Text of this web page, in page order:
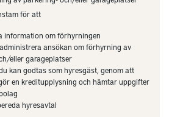
för att
information om förhyrningen
ansökan om förhyrning av
eller garageplatser
kan godtas som hyresgäst, genom att
en kreditupplysning och hämtar uppgifter
hyresavtal